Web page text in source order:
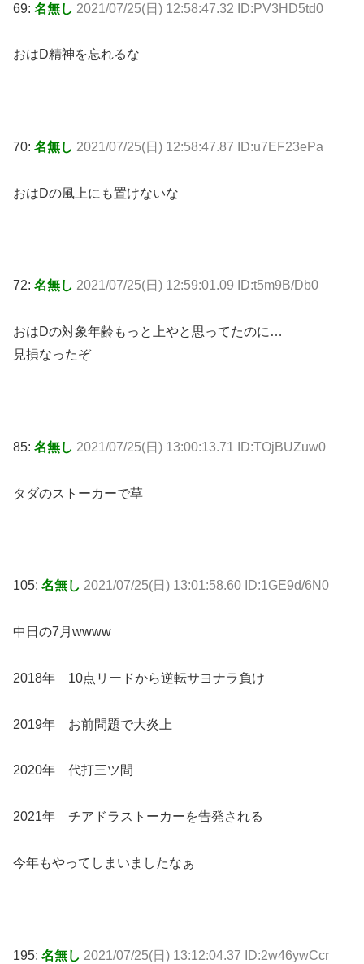
69: 名無し 2021/07/25(日) 12:58:47.32 ID:PV3HD5td0
おはD精神を忘れるな
70: 名無し 2021/07/25(日) 12:58:47.87 ID:u7EF23ePa
おはDの風上にも置けないな
72: 名無し 2021/07/25(日) 12:59:01.09 ID:t5m9B/Db0
おはDの対象年齢もっと上やと思ってたのに…
見損なったぞ
85: 名無し 2021/07/25(日) 13:00:13.71 ID:TOjBUZuw0
タダのストーカーで草
105: 名無し 2021/07/25(日) 13:01:58.60 ID:1GE9d/6N0
中日の7月wwww
2018年 10点リードから逆転サヨナラ負け
2019年 お前問題で大炎上
2020年 代打三ツ間
2021年 チアドラストーカーを告発される
今年もやってしまいましたなぁ
195: 名無し 2021/07/25(日) 13:12:04.37 ID:2w46ywCcr